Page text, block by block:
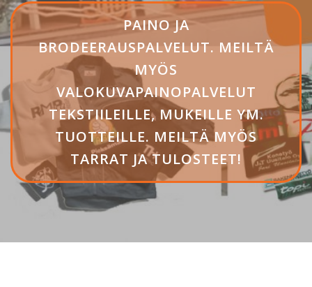
HEADER
BUTTON
LABEL:
PAINO
JA
BRODEERAUSPALVELUT.
MEILTÄ
MYÖS
MUKEILLE
PAINO JA
BRODEERAUSPALVELUT. MEILTÄ
MYÖS
VALOKUVAPAINOPALVELUT
TEKSTIILEILLE, MUKEILLE YM.
TUOTTEILLE. MEILTÄ MYÖS
TARRAT JA TULOSTEET!